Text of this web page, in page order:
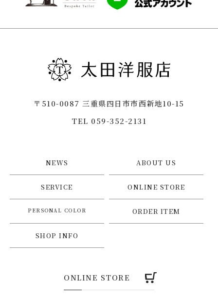
〒510-0087 三重県四日市市西新地10-15
TEL 059-352-2131
NEWS ABOUT US
SERVICE ONLINE STORE
PERSONAL COLOR ORDER ITEM
SHOP INFO
ONLINE STORE